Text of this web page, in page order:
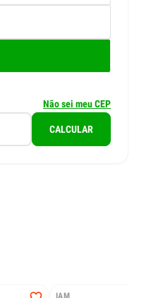
Não sei meu CEP
CALCULAR
IAM